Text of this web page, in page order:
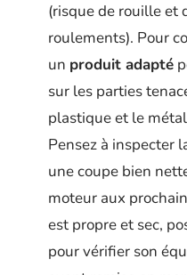
(risque de rouille et
roulements). Pour
un produit adapté
sur les parties
plastique et le
Pensez à inspecter
une coupe bien
moteur aux
est propre et sec,
pour vérifier son